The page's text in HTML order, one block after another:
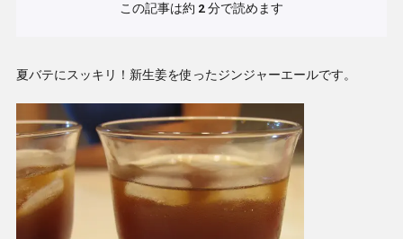
この記事は約 2分で読めます
夏バテにスッキリ！新生姜を使ったジンジャーエールです。